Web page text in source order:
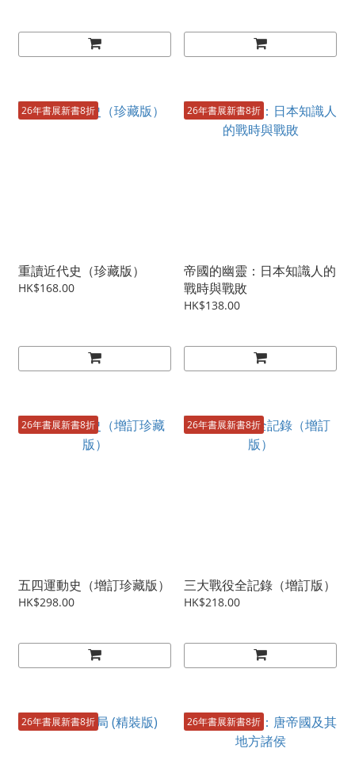
26年書展新書8折
重讀近代史（珍藏版）
HK$168.00
26年書展新書8折
帝國的幽靈：日本知識人的
戰時與戰敗
HK$138.00
26年書展新書8折
五四運動史（增訂珍藏版）
HK$298.00
26年書展新書8折
三大戰役全記錄（增訂版）
HK$218.00
26年書展新書8折 26年書展新書8折